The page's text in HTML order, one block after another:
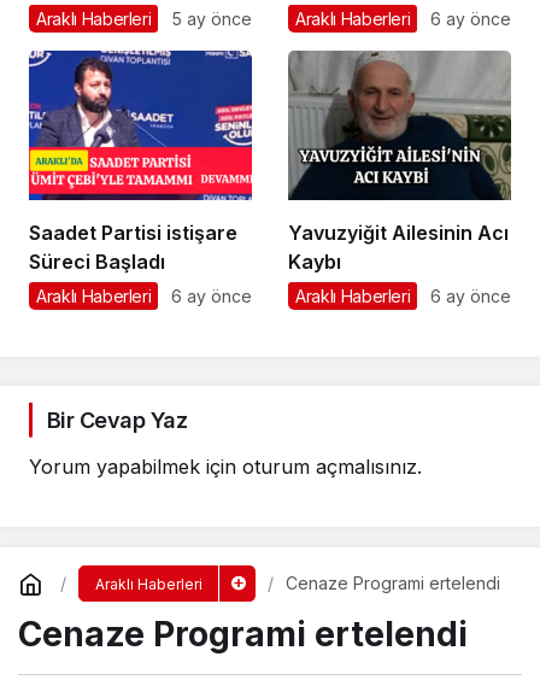
Araklı Haberleri 5 ay önce Önemli Görev
Araklı Haberleri 6 ay önce
Saadet Partisi istişare
Süreci Başladı
Araklı Haberleri 6 ay önce
Yavuzyiğit Ailesinin Acı
Kaybı
Araklı Haberleri 6 ay önce
Bir Cevap Yaz
Yorum yapabilmek için oturum açmalısınız.
Araklı Haberleri Cenaze Programi ertelendi
Cenaze Programi ertelendi